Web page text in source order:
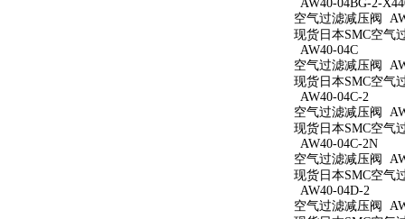
AW40-04BG-2-
空气过滤减压阀
现货日本SMC空气
AW40-04C
空气过滤减压阀
现货日本SMC空气
AW40-04C-2
空气过滤减压阀
现货日本SMC空气
AW40-04C-2N
空气过滤减压阀
现货日本SMC空气
AW40-04D-2
空气过滤减压阀